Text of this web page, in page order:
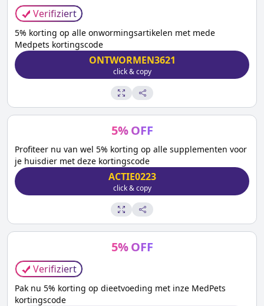
Verifiziert
5% korting op alle onwormingsartikelen met mede
Medpets kortingscode
ONTWORMEN3621
click & copy
5% OFF
Profiteer nu van wel 5% korting op alle supplementen voor
je huisdier met deze kortingscode
ACTIE0223
click & copy
5% OFF
Verifiziert
Pak nu 5% korting op dieetvoeding met inze MedPets
kortingscode